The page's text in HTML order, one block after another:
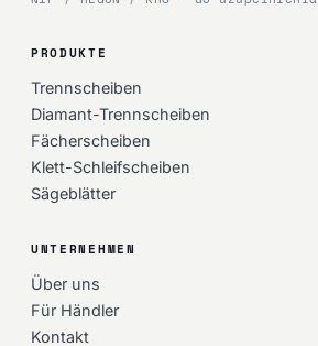
PRODUKTE
Trennscheiben
Diamant-Trennscheiben
Fächerscheiben
Klett-Schleifscheiben
Sägeblätter
UNTERNEHMEN
Über uns
Für Händler
Kontakt